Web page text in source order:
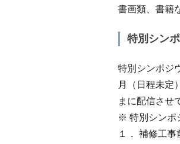
書画類、書籍
特別シン
特別シンポジ
月（日程未定
まに配信させ
※ 特別シンポ
１． 補修工事